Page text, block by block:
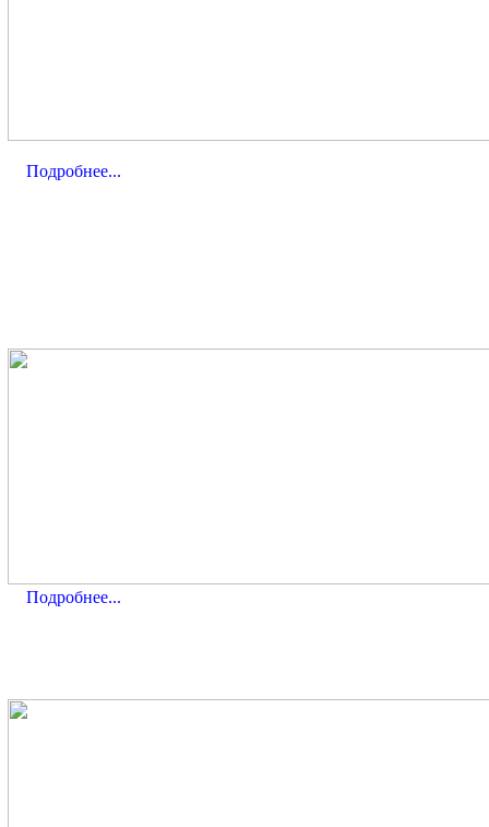
Подробнее...
Подробнее...